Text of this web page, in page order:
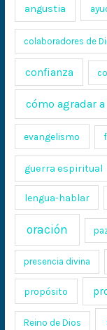
angustia
colaboradores de
confianza
cómo agradar
evangelismo
guerra espiritual
lengua-hablar
oración
presencia divina
propósito
Reino de Dios